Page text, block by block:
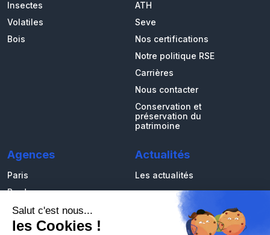
Insectes
Volatiles
Bois
ATH
Seve
Nos certifications
Notre politique RSE
Carrières
Nous contacter
Conservation et
préservation du
patrimoine
Agences
Paris
Bordeaux
Marseille
Strasbourg
Actualités
Les actualités